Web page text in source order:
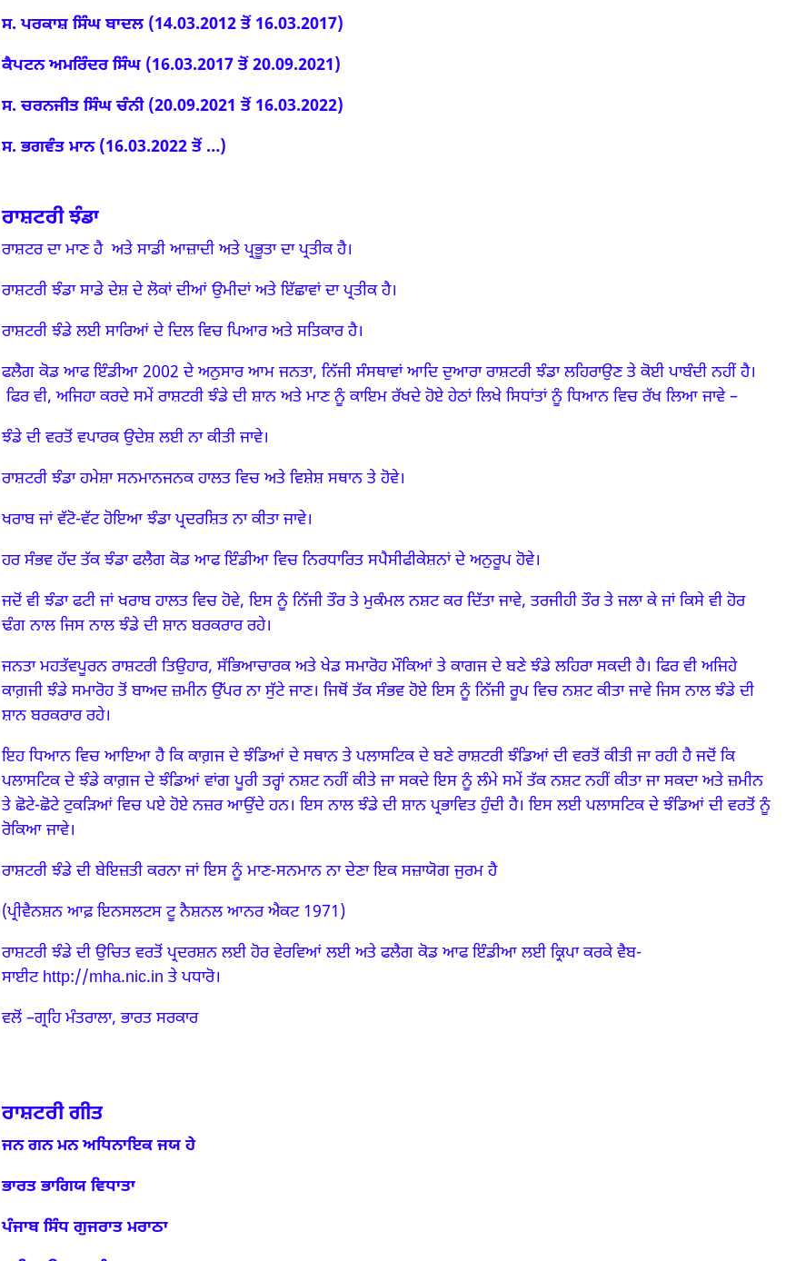
ਸ. ਪਰਕਾਸ਼ ਸਿੰਘ ਬਾਦਲ (14.03.2012 ਤੋਂ 16.03.2017)
ਕੈਪਟਨ ਅਮਰਿੰਦਰ ਸਿੰਘ (16.03.2017 ਤੋਂ 20.09.2021)
ਸ. ਚਰਨਜੀਤ ਸਿੰਘ ਚੰਨੀ (20.09.2021 ਤੋਂ 16.03.2022)
ਸ. ਭਗਵੰਤ ਮਾਨ (16.03.2022 ਤੋਂ …)
ਰਾਸ਼ਟਰੀ ਝੰਡਾ
ਰਾਸ਼ਟਰ ਦਾ ਮਾਣ ਹੈ ਅਤੇ ਸਾਡੀ ਆਜ਼ਾਦੀ ਅਤੇ ਪ੍ਰਭੂਤਾ ਦਾ ਪ੍ਰਤੀਕ ਹੈ।
ਰਾਸ਼ਟਰੀ ਝੰਡਾ ਸਾਡੇ ਦੇਸ਼ ਦੇ ਲੋਕਾਂ ਦੀਆਂ ਉਮੀਦਾਂ ਅਤੇ ਇੱਛਾਵਾਂ ਦਾ ਪ੍ਰਤੀਕ ਹੈ।
ਰਾਸ਼ਟਰੀ ਝੰਡੇ ਲਈ ਸਾਰਿਆਂ ਦੇ ਦਿਲ ਵਿਚ ਪਿਆਰ ਅਤੇ ਸਤਿਕਾਰ ਹੈ।
ਫਲੈਗ ਕੋਡ ਆਫ ਇੰਡੀਆ 2002 ਦੇ ਅਨੁਸਾਰ ਆਮ ਜਨਤਾ, ਨਿੱਜੀ ਸੰਸਥਾਵਾਂ ਆਦਿ ਦੁਆਰਾ ਰਾਸ਼ਟਰੀ ਝੰਡਾ ਲਹਿਰਾਉਣ ਤੇ ਕੋਈ ਪਾਬੰਦੀ ਨਹੀਂ ਹੈ।
ਫਿਰ ਵੀ, ਅਜਿਹਾ ਕਰਦੇ ਸਮੇਂ ਰਾਸ਼ਟਰੀ ਝੰਡੇ ਦੀ ਸ਼ਾਨ ਅਤੇ ਮਾਣ ਨੂੰ ਕਾਇਮ ਰੱਖਦੇ ਹੋਏ ਹੇਠਾਂ ਲਿਖੇ ਸਿਧਾਂਤਾਂ ਨੂੰ ਧਿਆਨ ਵਿਚ ਰੱਖ ਲਿਆ ਜਾਵੇ –
ਝੰਡੇ ਦੀ ਵਰਤੋਂ ਵਪਾਰਕ ਉਦੇਸ਼ ਲਈ ਨਾ ਕੀਤੀ ਜਾਵੇ।
ਰਾਸ਼ਟਰੀ ਝੰਡਾ ਹਮੇਸ਼ਾ ਸਨਮਾਨਜਨਕ ਹਾਲਤ ਵਿਚ ਅਤੇ ਵਿਸ਼ੇਸ਼ ਸਥਾਨ ਤੇ ਹੋਵੇ।
ਖਰਾਬ ਜਾਂ ਵੱਟੋ-ਵੱਟ ਹੋਇਆ ਝੰਡਾ ਪ੍ਰਦਰਸ਼ਿਤ ਨਾ ਕੀਤਾ ਜਾਵੇ।
ਹਰ ਸੰਭਵ ਹੱਦ ਤੱਕ ਝੰਡਾ ਫਲੈਗ ਕੋਡ ਆਫ ਇੰਡੀਆ ਵਿਚ ਨਿਰਧਾਰਿਤ ਸਪੈਸੀਫੀਕੇਸ਼ਨਾਂ ਦੇ ਅਨੁਰੂਪ ਹੋਵੇ।
ਜਦੋਂ ਵੀ ਝੰਡਾ ਫਟੀ ਜਾਂ ਖਰਾਬ ਹਾਲਤ ਵਿਚ ਹੋਵੇ, ਇਸ ਨੂੰ ਨਿੱਜੀ ਤੌਰ ਤੇ ਮੁਕੰਮਲ ਨਸ਼ਟ ਕਰ ਦਿੱਤਾ ਜਾਵੇ, ਤਰਜੀਹੀ ਤੌਰ ਤੇ ਜਲਾ ਕੇ ਜਾਂ ਕਿਸੇ ਵੀ ਹੋਰ
ਢੰਗ ਨਾਲ ਜਿਸ ਨਾਲ ਝੰਡੇ ਦੀ ਸ਼ਾਨ ਬਰਕਰਾਰ ਰਹੇ।
ਜਨਤਾ ਮਹਤੱਵਪੂਰਨ ਰਾਸ਼ਟਰੀ ਤਿਉਹਾਰ, ਸੱਭਿਆਚਾਰਕ ਅਤੇ ਖੇਡ ਸਮਾਰੋਹ ਮੌਕਿਆਂ ਤੇ ਕਾਗਜ ਦੇ ਬਣੇ ਝੰਡੇ ਲਹਿਰਾ ਸਕਦੀ ਹੈ। ਫਿਰ ਵੀ ਅਜਿਹੇ
ਕਾਗ਼ਜੀ ਝੰਡੇ ਸਮਾਰੋਹ ਤੋਂ ਬਾਅਦ ਜ਼ਮੀਨ ਉੱਪਰ ਨਾ ਸੁੱਟੇ ਜਾਣ। ਜਿਥੋਂ ਤੱਕ ਸੰਭਵ ਹੋਏ ਇਸ ਨੂੰ ਨਿੱਜੀ ਰੂਪ ਵਿਚ ਨਸ਼ਟ ਕੀਤਾ ਜਾਵੇ ਜਿਸ ਨਾਲ ਝੰਡੇ ਦੀ
ਸ਼ਾਨ ਬਰਕਰਾਰ ਰਹੇ।
ਇਹ ਧਿਆਨ ਵਿਚ ਆਇਆ ਹੈ ਕਿ ਕਾਗ਼ਜ ਦੇ ਝੰਡਿਆਂ ਦੇ ਸਥਾਨ ਤੇ ਪਲਾਸਟਿਕ ਦੇ ਬਣੇ ਰਾਸ਼ਟਰੀ ਝੰਡਿਆਂ ਦੀ ਵਰਤੋਂ ਕੀਤੀ ਜਾ ਰਹੀ ਹੈ ਜਦੋਂ ਕਿ
ਪਲਾਸਟਿਕ ਦੇ ਝੰਡੇ ਕਾਗ਼ਜ ਦੇ ਝੰਡਿਆਂ ਵਾਂਗ ਪੂਰੀ ਤਰ੍ਹਾਂ ਨਸ਼ਟ ਨਹੀਂ ਕੀਤੇ ਜਾ ਸਕਦੇ ਇਸ ਨੂੰ ਲੰਮੇ ਸਮੇਂ ਤੱਕ ਨਸ਼ਟ ਨਹੀਂ ਕੀਤਾ ਜਾ ਸਕਦਾ ਅਤੇ ਜ਼ਮੀਨ
ਤੇ ਛੋਟੇ-ਛੋਟੇ ਟੁਕੜਿਆਂ ਵਿਚ ਪਏ ਹੋਏ ਨਜ਼ਰ ਆਉਂਦੇ ਹਨ। ਇਸ ਨਾਲ ਝੰਡੇ ਦੀ ਸ਼ਾਨ ਪ੍ਰਭਾਵਿਤ ਹੁੰਦੀ ਹੈ। ਇਸ ਲਈ ਪਲਾਸਟਿਕ ਦੇ ਝੰਡਿਆਂ ਦੀ ਵਰਤੋਂ ਨੂੰ
ਰੋਕਿਆ ਜਾਵੇ।
ਰਾਸ਼ਟਰੀ ਝੰਡੇ ਦੀ ਬੇਇਜ਼ਤੀ ਕਰਨਾ ਜਾਂ ਇਸ ਨੂੰ ਮਾਣ-ਸਨਮਾਨ ਨਾ ਦੇਣਾ ਇਕ ਸਜ਼ਾਯੋਗ ਜੁਰਮ ਹੈ
(ਪ੍ਰੀਵੈਨਸ਼ਨ ਆਫ਼ ਇਨਸਲਟਸ ਟੂ ਨੈਸ਼ਨਲ ਆਨਰ ਐਕਟ 1971)
ਰਾਸ਼ਟਰੀ ਝੰਡੇ ਦੀ ਉਚਿਤ ਵਰਤੋਂ ਪ੍ਰਦਰਸ਼ਨ ਲਈ ਹੋਰ ਵੇਰਵਿਆਂ ਲਈ ਅਤੇ ਫਲੈਗ ਕੋਡ ਆਫ ਇੰਡੀਆ ਲਈ ਕ੍ਰਿਪਾ ਕਰਕੇ ਵੈਬ-
ਸਾਈਟ http://mha.nic.in ਤੇ ਪਧਾਰੋ।
ਵਲੋਂ –ਗ੍ਰਹਿ ਮੰਤਰਾਲਾ, ਭਾਰਤ ਸਰਕਾਰ
ਰਾਸ਼ਟਰੀ ਗੀਤ
ਜਨ ਗਨ ਮਨ ਅਧਿਨਾਇਕ ਜਯ ਹੇ
ਭਾਰਤ ਭਾਗਿਯ ਵਿਧਾਤਾ
ਪੰਜਾਬ ਸਿੰਧ ਗੁਜਰਾਤ ਮਰਾਠਾ